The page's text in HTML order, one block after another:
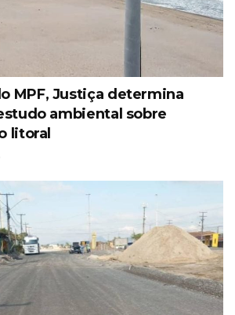
MPF, Justiça determina
ambiental sobre
litoral